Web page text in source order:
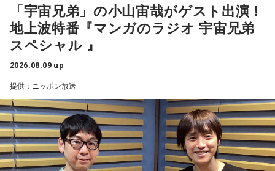
「宇宙兄弟」の小山宙哉がゲスト出演！
地上波特番『マンガのラジオ 宇宙兄弟
スペシャル 』
2026.08.09 up
提供：ニッポン放送